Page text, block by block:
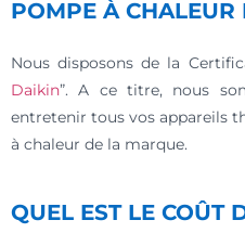
POMPE À
Nous disposons de la
Daikin”. A ce titre, nous
entretenir tous vos appareils
à chaleur de la marque.
QUEL EST LE COÛT